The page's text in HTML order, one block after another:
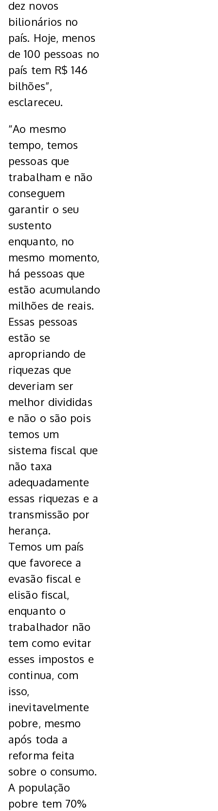
dez novos
bilionários no
país. Hoje, menos
de 100 pessoas no
país tem R$ 146
bilhões”,
esclareceu.
“Ao mesmo
tempo, temos
pessoas que
trabalham e não
conseguem
garantir o seu
sustento
enquanto, no
mesmo momento,
há pessoas que
estão acumulando
milhões de reais.
Essas pessoas
estão se
apropriando de
riquezas que
deveriam ser
melhor divididas
e não o são pois
temos um
sistema fiscal que
não taxa
adequadamente
essas riquezas e a
transmissão por
herança.
Temos um país
que favorece a
evasão fiscal e
elisão fiscal,
enquanto o
trabalhador não
tem como evitar
esses impostos e
continua, com
isso,
inevitavelmente
pobre, mesmo
após toda a
reforma feita
sobre o consumo.
A população
pobre tem 70%